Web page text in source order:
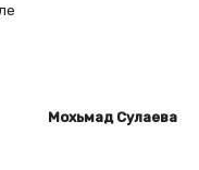
Мохьмад Сулаева